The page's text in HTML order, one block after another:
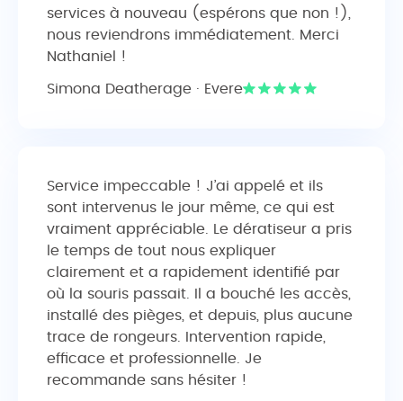
services à nouveau (espérons que non !),
nous reviendrons immédiatement. Merci
Nathaniel !
Simona Deatherage · Evere
Service impeccable ! J’ai appelé et ils
sont intervenus le jour même, ce qui est
vraiment appréciable. Le dératiseur a pris
le temps de tout nous expliquer
clairement et a rapidement identifié par
où la souris passait. Il a bouché les accès,
installé des pièges, et depuis, plus aucune
trace de rongeurs. Intervention rapide,
efficace et professionnelle. Je
recommande sans hésiter !